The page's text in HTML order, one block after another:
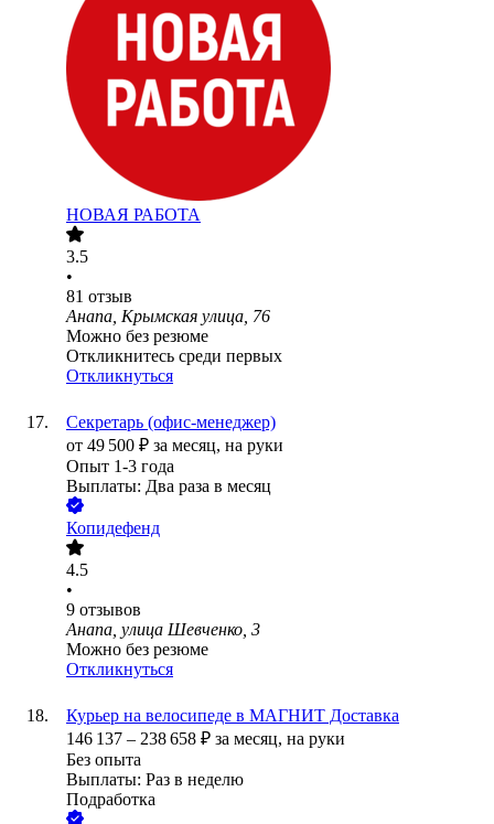
НОВАЯ РАБОТА
3.5
•
81 отзыв
Анапа, Крымская улица, 76
Можно без резюме
Откликнитесь среди первых
Откликнуться
Секретарь (офис-менеджер)
от 49 500 ₽ за месяц, на руки
Опыт 1-3 года
Выплаты: Два раза в месяц
Копидефенд
4.5
•
9 отзывов
Анапа, улица Шевченко, 3
Можно без резюме
Откликнуться
Курьер на велосипеде в МАГНИТ Доставка
146 137 – 238 658 ₽ за месяц, на руки
Без опыта
Выплаты: Раз в неделю
Подработка